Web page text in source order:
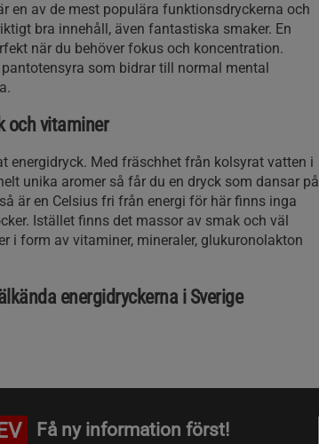
en av de mest populära funktionsdryckerna och
bra innehåll, även fantastiska smaker. En
när du behöver fokus och koncentration.
som bidrar till normal mental
och vitaminer
energidryck. Med fräschhet från kolsyrat vatten i
unika aromer så får du en dryck som dansar på
är en Celsius fri från energi för här finns inga
Istället finns det massor av smak och väl
i form av vitaminer, mineraler, glukuronolakton
energidryckerna i Sverige
Få ny information först!